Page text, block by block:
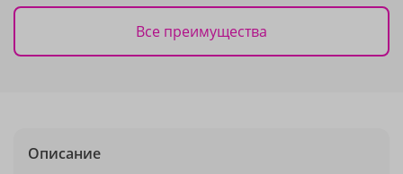
Все преимущества
Описание